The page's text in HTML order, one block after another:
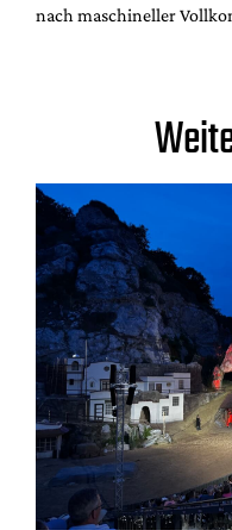
nach maschineller